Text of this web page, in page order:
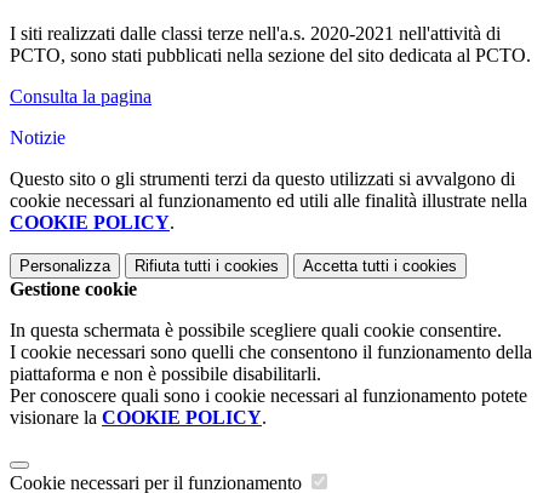
I siti realizzati dalle classi terze nell'a.s. 2020-2021 nell'attività di
PCTO, sono stati pubblicati nella sezione del sito dedicata al PCTO.
Consulta la pagina
Notizie
Questo sito o gli strumenti terzi da questo utilizzati si avvalgono di
cookie necessari al funzionamento ed utili alle finalità illustrate nella
COOKIE POLICY.
Personalizza Rifiuta tutti i cookies Accetta tutti i cookies
Gestione cookie
In questa schermata è possibile scegliere quali cookie consentire.
I cookie necessari sono quelli che consentono il funzionamento della
piattaforma e non è possibile disabilitarli.
Per conoscere quali sono i cookie necessari al funzionamento potete
visionare la COOKIE POLICY.
Cookie necessari per il funzionamento